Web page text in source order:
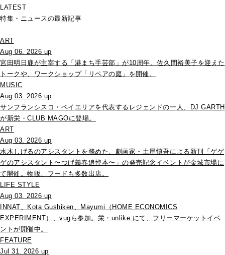
LATEST
特集・ニュースの最新記事
ART
Aug 06. 2026 up
宮田明日鹿が主宰する「港まち手芸部」が10周年。佐久間裕美子を迎えた
トークや、ワークショップ「リペアの庭」を開催。
MUSIC
Aug 03. 2026 up
サンフランシスコ・ベイエリアを代表するレジェンドの一人、DJ GARTH
が新栄・CLUB MAGOに登場。
ART
Aug 03. 2026 up
水木しげるのアシスタントを務めた、劇画家・土屋慎吾による新刊「ゲゲ
ゲのアシスタント〜つげ義春追悼本〜」の発売記念イベントが金城市場に
て開催。物販、フードも多数出店。
LIFE STYLE
Aug 03. 2026 up
INNAT、Kota Gushiken、Mayumi（HOME ECONOMICS
EXPERIMENT）、vugら参加。栄・unlike.にて、フリーマーケットイベ
ントが開催中。
FEATURE
Jul 31. 2026 up